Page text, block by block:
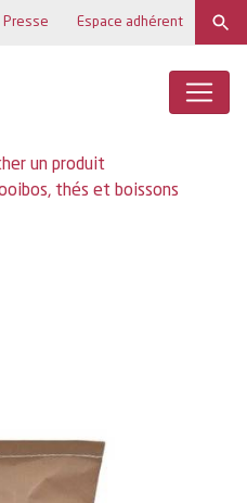
Presse Espace adhérent
un produit
thés et boissons